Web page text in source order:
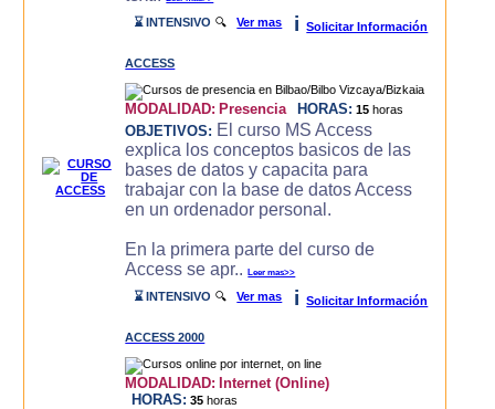
⌛ INTENSIVO 🔍Ver mas i Solicitar Información
ACCESS
MODALIDAD: Presencia HORAS: 15 horas
OBJETIVOS: El curso MS Access
explica los conceptos basicos de las
bases de datos y capacita para
trabajar con la base de datos Access
en un ordenador personal.
En la primera parte del curso de
Access se apr..Leer mas>>
⌛ INTENSIVO 🔍Ver mas i Solicitar Información
ACCESS 2000
MODALIDAD: Internet (Online)
HORAS: 35 horas